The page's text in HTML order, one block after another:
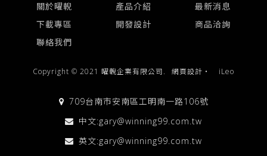
關於曜輗 產品介紹
最新消息
下載專區
開發設計
商品洽詢
聯絡我們
Copyright © 2021 曜輗企業有限公司. 網頁設計 ‧ iLeo
709台南市安南區工明南一路106號
中文:gary@winning99.com.tw
英文:gary@winning99.com.tw